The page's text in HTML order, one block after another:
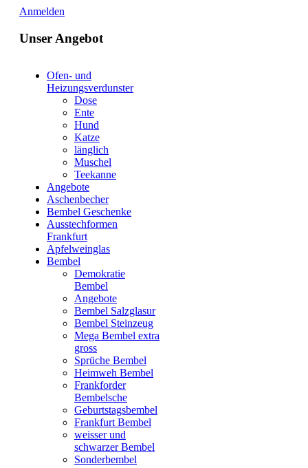
Anmelden
Unser Angebot
Ofen- und
Heizungsverdunster
Dose
Ente
Hund
Katze
länglich
Muschel
Teekanne
Angebote
Aschenbecher
Bembel Geschenke
Ausstechformen
Frankfurt
Apfelweinglas
Bembel
Demokratie
Bembel
Angebote
Bembel Salzglasur
Bembel Steinzeug
Mega Bembel extra
gross
Sprüche Bembel
Heimweh Bembel
Frankforder
Bembelsche
Geburtstagsbembel
Frankfurt Bembel
weisser und
schwarzer Bembel
Sonderbembel